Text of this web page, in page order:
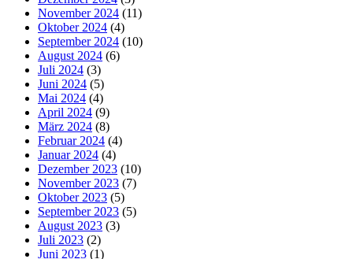
November 2024 (11)
Oktober 2024 (4)
September 2024 (10)
August 2024 (6)
Juli 2024 (3)
Juni 2024 (5)
Mai 2024 (4)
April 2024 (9)
März 2024 (8)
Februar 2024 (4)
Januar 2024 (4)
Dezember 2023 (10)
November 2023 (7)
Oktober 2023 (5)
September 2023 (5)
August 2023 (3)
Juli 2023 (2)
Juni 2023 (1)